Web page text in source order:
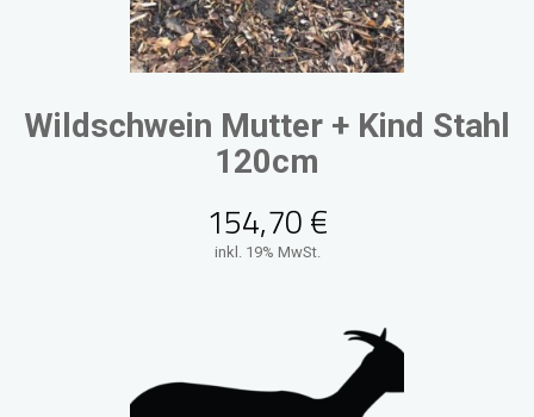
Wildschwein Mutter + Kind Stahl
120cm
154,70€
inkl. 19% MwSt.